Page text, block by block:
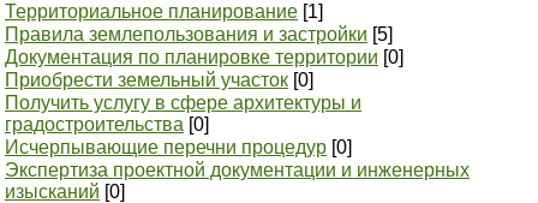
Территориальное планирование [1]
Правила землепользования и застройки [5]
Документация по планировке территории [0]
Приобрести земельный участок [0]
Получить услугу в сфере архитектуры и
градостроительства [0]
Исчерпывающие перечни процедур [0]
Экспертиза проектной документации и инженерных
изысканий [0]